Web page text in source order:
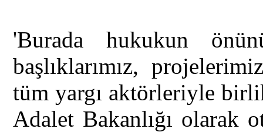
'Burada hukukun
başlıklarımız,
tüm yargı aktörleriyle
Adalet Bakanlığı olarak